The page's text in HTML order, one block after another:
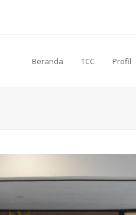
Beranda TCC Profil